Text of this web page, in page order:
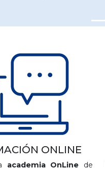
ONLINE
academia OnLine de